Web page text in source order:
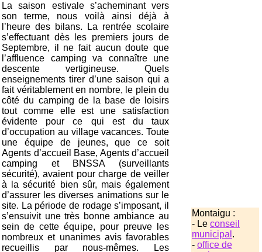
La saison estivale s’acheminant vers
son terme, nous voilà ainsi déjà à
l’heure des bilans. La rentrée scolaire
s’effectuant dès les premiers jours de
Septembre, il ne fait aucun doute que
l’affluence camping va connaître une
descente vertigineuse. Quels
enseignements tirer d’une saison qui a
fait véritablement en nombre, le plein du
côté du camping de la base de loisirs
tout comme elle est une satisfaction
évidente pour ce qui est du taux
d’occupation au village vacances. Toute
une équipe de jeunes, que ce soit
Agents d’accueil Base, Agents d’accueil
camping et BNSSA (surveillants
sécurité), avaient pour charge de veiller
à la sécurité bien sûr, mais également
d’assurer les diverses animations sur le
site. La période de rodage s’imposant, il
s’ensuivit une très bonne ambiance au
sein de cette équipe, pour preuve les
nombreux et unanimes avis favorables
recueillis par nous-mêmes. Les
Montaigu :
- Le conseil
municipal .
- office de